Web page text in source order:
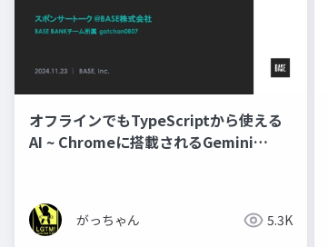
オフラインでもTypeScriptから使える
AI ~ Chromeに搭載されるGemini
がっちゃん 5.3K